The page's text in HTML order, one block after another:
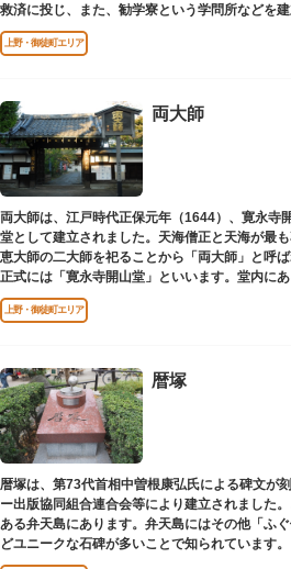
救済に投じ、また、勧学寮という学問所などを建
上野・御徒町エリア
両大師
両大師は、江戸時代正保元年（1644）、寛永寺
堂として建立されました。天海僧正と天海が最
恵大師の二大師を祀ることから「両大師」と呼ば
正式には「寛永寺開山堂」といいます。堂内に
財に指定されています。
上野・御徒町エリア
暦塚
暦塚は、第73代首相中曽根康弘氏による碑文が
ー出版協同組合連合会等により建立されました
ある弁天島にあります。弁天島にはその他「ふ
どユニークな石碑が多いことで知られています。